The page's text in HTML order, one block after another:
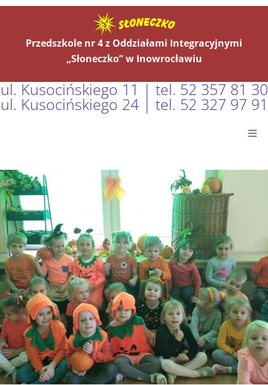
Przedszkole nr 4 z Oddziałami Integracyjnymi
„Słoneczko” w Inowrocławiu
ul. Kusocińskiego 11 | tel. 52 357 81 30
ul. Kusocińskiego 24 | tel. 52 327 97 91
Aktualności
O Nas
Grupy
Kontakt